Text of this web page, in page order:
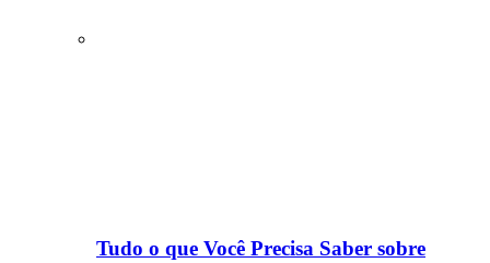
Tudo o que Você Precisa Saber sobre